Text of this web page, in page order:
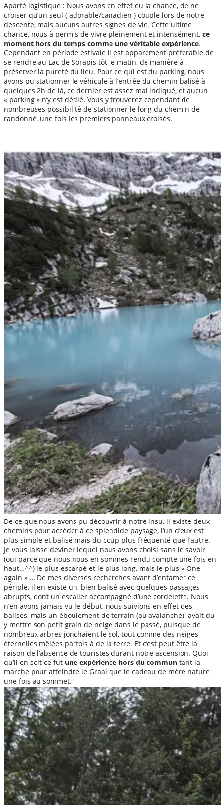
Aparté logistique : Nous avons en effet eu la chance, de ne
croiser qu’un seul ( adorable/canadien ) couple lors de notre
descente, mais aucuns autres signes de vie. Cette ultime
chance, nous à permis de vivre pleinement et intensément, ce
moment hors du temps comme une véritable expérience.
Cependant en période estivale il est apparement préférable de
se rendre au Lac de Sorapis tôt le matin, de manière à
préserver la pureté du lieu. Pour ce qui est du parking, nous
avons pu stationner le véhicule à l’entrée du chemin balisé à
quelques 2h de là, ce dernier est assez mal indiqué, et aucun
« parking » n’y est dédié. Vous y trouverez cependant de
nombreuses possibilité de stationner le long du chemin de
randonné, une fois les premiers panneaux croisés.
De ce que nous avons pu découvrir à notre insu, il existe deux
chemins pour accéder à ce splendide paysage, l’un d’eux est
plus simple et balisé mais du coup plus fréquenté que l’autre.
Je vous laisse deviner lequel nous avons choisi sans le savoir
(oui parce que nous nous en sommes rendu compte une fois en
haut…^^) le plus escarpé et le plus long, mais le plus « One
again » … De mes diverses recherches avant d’entamer ce
périple, il en existe un, bien balisé avec quelques passages
abrupts, dont un escalier accompagné d’une cordelette. Nous
n’en avons jamais vu le début, nous suivions en effet des
balises, mais un éboulement de terrain (ou avalanche) avait du
y mettre son petit grain de neige dans le passé, puisque de
nombreux arbres jonchaient le sol, tout comme des neiges
éternelles mêlées parfois à de la terre. Et c’est peut être la
raison de l’absence de touristes durant notre ascension. Quoi
qu’il en soit ce fut une expérience hors du commun tant la
marche pour atteindre le Graal que le cadeau de mère nature
une fois au sommet.